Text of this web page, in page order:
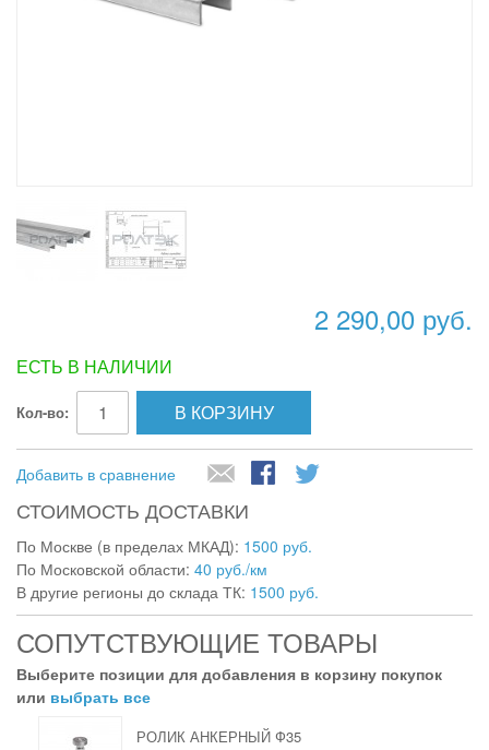
2 290,00 руб.
ЕСТЬ В НАЛИЧИИ
Кол-во: В КОРЗИНУ
Добавить в сравнение
СТОИМОСТЬ ДОСТАВКИ
По Москве (в пределах МКАД): 1500 руб.
По Московской области: 40 руб./км
В другие регионы до склада ТК: 1500 руб.
СОПУТСТВУЮЩИЕ ТОВАРЫ
Выберите позиции для добавления в корзину покупок
или выбрать все
РОЛИК АНКЕРНЫЙ Ф35